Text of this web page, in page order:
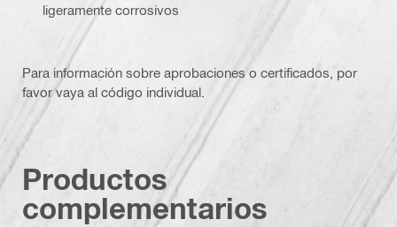
ligeramente corrosivos
Para información sobre aprobaciones o certificados, por
favor vaya al código individual.
Productos
complementarios